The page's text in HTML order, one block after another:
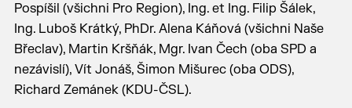
Pospíšil (všichni Pro Region), Ing. et Ing. Filip Šálek,
Ing. Luboš Krátký, PhDr. Alena Káňová (všichni Naše
Břeclav), Martin Kršňák, Mgr. Ivan Čech (oba SPD a
nezávislí), Vít Jonáš, Šimon Mišurec (oba ODS),
Richard Zemánek (KDU-ČSL).